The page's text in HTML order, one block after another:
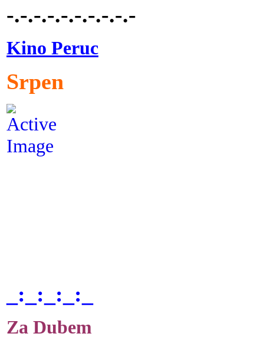
-.-.-.-.-.-.-.-.-.-
Kino Peruc
Srpen
_:_:_:_:_
Za Dubem